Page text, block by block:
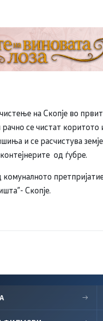
на Скопје во
се чистат
и се расчистува
од ѓубре.
Скопје.
→